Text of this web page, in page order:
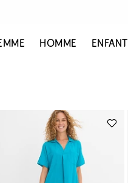
HOMME ENFANT